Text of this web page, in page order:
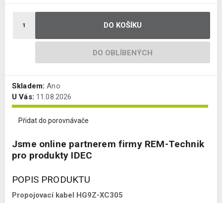
DO KOŠÍKU
DO OBLÍBENÝCH
Skladem: Ano
U Vás: 11.08.2026
Přidat do porovnávače
Jsme online partnerem firmy REM-Technik
pro produkty IDEC
POPIS PRODUKTU
Propojovací kabel HG9Z-XC305